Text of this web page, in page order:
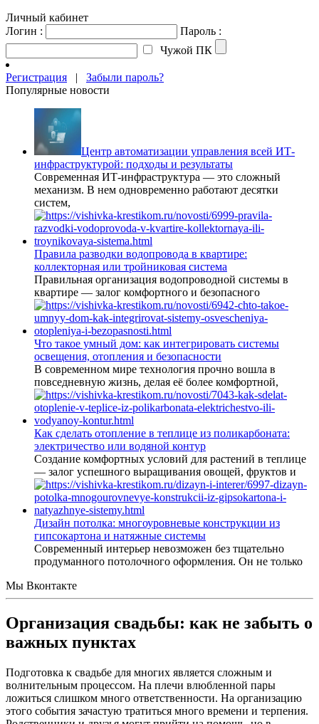
Личный кабинет
Логин :
Пароль :
Чужой ПК
Регистрация | Забыли пароль?
Популярные новости
Центр автоматизации управления всей ИТ-
инфраструктурой: подходы и результаты
Современная ИТ-инфраструктура — это сложный
механизм. В нем одновременно работают десятки
систем,
Правила разводки водопровода в квартире:
коллекторная или тройниковая система
Правильная организация водопроводной системы в
квартире — залог комфортного и безопасного
Что такое умный дом: как интегрировать системы
освещения, отопления и безопасности
В современном мире технология прочно вошла в
повседневную жизнь, делая её более комфортной,
Как сделать отопление в теплице из поликарбоната:
электричество или водяной контур
Создание комфортных условий для растений в теплице
— залог успешного выращивания овощей, фруктов и
Дизайн потолка: многоуровневые конструкции из
гипсокартона и натяжные системы
Современный интерьер невозможен без тщательно
продуманного потолочного оформления. Он не только
Мы Вконтакте
Организация свадьбы: как не забыть о
важных пунктах
Подготовка к свадьбе для многих является сложным и
волнительным процессом. На плечи влюбленной пары
ложиться слишком много ответственности. На организацию
этого события зачастую тратиться много времени и терпения.